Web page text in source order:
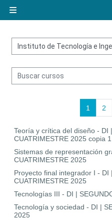
Categorías
1 Página
2
Teoría y crítica del diseño - DI
CUATRIMESTRE 2025 copia 1
Sistemas de representación
CUATRIMESTRE 2025
Proyecto final integrador I - DI
CUATRIMESTRE 2025
Tecnologías III - DI |
Tecnología y sociedad - DI |
2025